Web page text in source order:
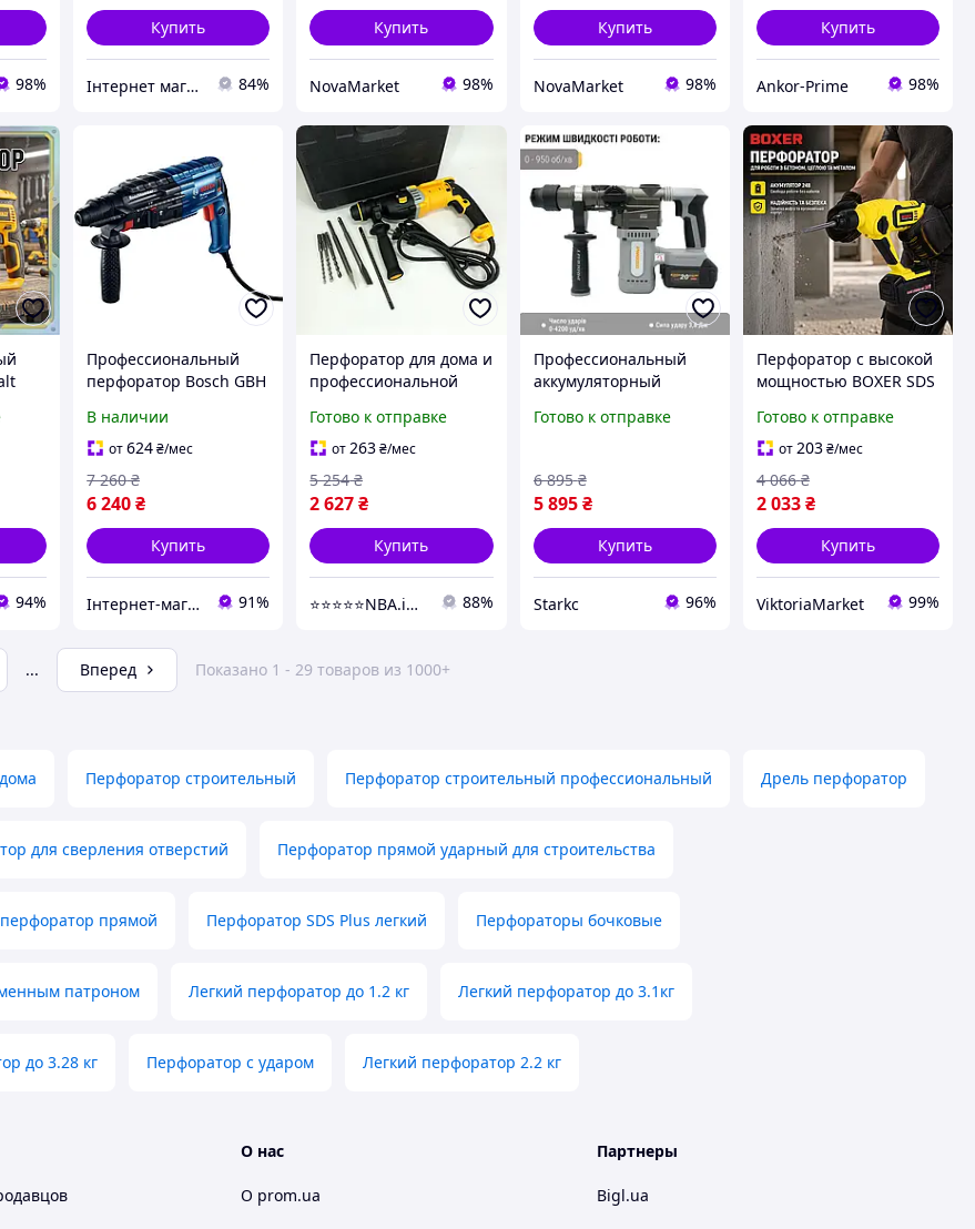
98%
Купить
Інтернет магазин DOMASHNIY 84%
Купить
NovaMarket 98%
Купить
NovaMarket 98%
Купить
Ankor-Prime 98%
94%
Профессиональный
перфоратор Bosch GBH
мощный инструмент
для работы в бетоне и
металле
В наличии
от624₴/мес
6 240₴
7 260 ₴
Купить
Інтернет-магазин Mike Shop of Home 91%
Перфоратор для дома и
профессиональной
перфоратор в кейсе
для сверли KF-12
Готово к отправке
от263₴/мес
2 627₴
5 254 ₴
Купить
⭐️⭐️⭐️⭐️⭐️NBA.in.ua 88%
Профессиональный
аккумуляторный
HD20A 20В SDS-Plus
4Ач кейс для стройки и
ремонта
Готово к отправке
5 895 ₴
6 895 ₴
Купить
Starkс 96%
Перфоратор с высокой
мощностью BOXER SDS
профессиональных
работ Перфоратор
сверления с
аккумуляторным
ударом
Готово к отправке
от203₴/мес
2 033₴
4 066 ₴
Купить
ViktoriaMarket 99%
... Вперед Показано 1 - 29 товаров из 1000+
Перфоратор строительный Перфоратор строительный профессиональный Дрель перфоратор
для сверления отверстий Перфоратор прямой ударный для строительства
прямой Перфоратор SDS Plus легкий Перфораторы бочковые
патроном Легкий перфоратор до 1.2 кг Легкий перфоратор до 3.1кг
до 3.28 кг Перфоратор с ударом Легкий перфоратор 2.2 кг
О нас
О prom.ua
Партнеры
Bigl.ua